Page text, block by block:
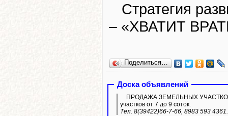
Стратегия
– «ХВАТИТ
Поделиться…
Доска объявлений
ПРОДАЖА ЗЕМЕЛЬНЫХ УЧАСТКОВ
участков от 7 до 9 соток.
Тел. 8(39422)66-7-66, 8983 593